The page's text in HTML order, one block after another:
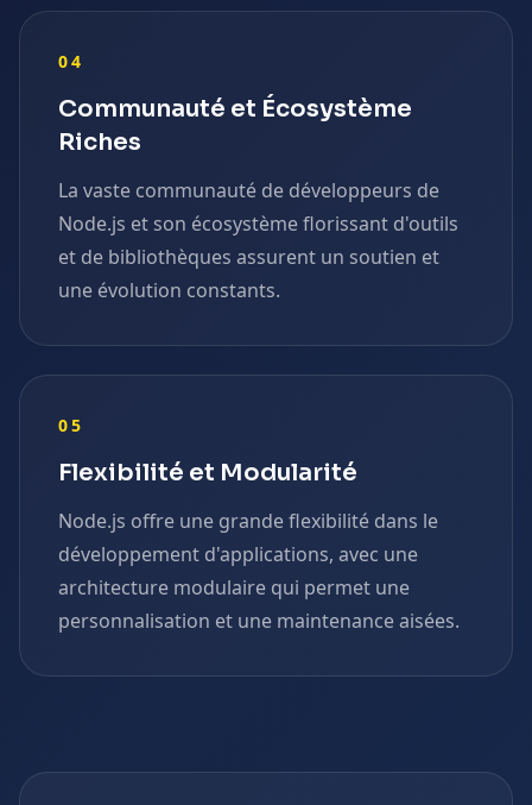
04
Communauté et Écosystème
Riches
La vaste communauté de développeurs de
Node.js et son écosystème florissant d'outils
et de bibliothèques assurent un soutien et
une évolution constants.
05
Flexibilité et Modularité
Node.js offre une grande flexibilité dans le
développement d'applications, avec une
architecture modulaire qui permet une
personnalisation et une maintenance aisées.